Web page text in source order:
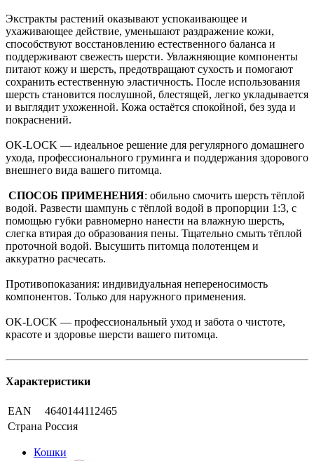
Экстракты растений оказывают успокаивающее и
ухаживающее действие, уменьшают раздражение кожи,
способствуют восстановлению естественного баланса и
поддерживают свежесть шерсти. Увлажняющие компоненты
питают кожу и шерсть, предотвращают сухость и помогают
сохранить естественную эластичность. После использования
шерсть становится послушной, блестящей, легко укладывается
и выглядит ухоженной. Кожа остаётся спокойной, без зуда и
покраснений.
OK-LOCK — идеальное решение для регулярного домашнего
ухода, профессионального груминга и поддержания здорового
внешнего вида вашего питомца.
СПОСОБ ПРИМЕНЕНИЯ: обильно смочить шерсть тёплой
водой. Развести шампунь с тёплой водой в пропорции 1:3, с
помощью губки равномерно нанести на влажную шерсть,
слегка втирая до образования пены. Тщательно смыть тёплой
проточной водой. Высушить питомца полотенцем и
аккуратно расчесать.
Противопоказания: индивидуальная непереносимость
компонентов. Только для наружного применения.
OK-LOCK — профессиональный уход и забота о чистоте,
красоте и здоровье шерсти вашего питомца.
Характеристики
EAN
4640144112465
Страна Россия
Кошки